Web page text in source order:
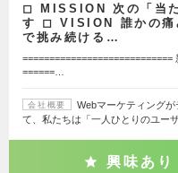
◻︎ MISSION 次の「当
す ◻︎ VISION 誰かの痛
で挑み続ける…
======…
会社概要
Webマーケティング
て、私たちは「一人ひとりのユー
興味あり